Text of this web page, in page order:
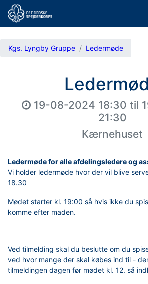
Kgs. Lyngby Gruppe Ledermøde
19-08-2024 18:30 til
21:30
Kærnehuset
Ledermøde for alle afdelingsledere og
Vi holder ledermøde hvor der vil blive
18.30
Mødet starter kl. 19:00 så hvis ikke du
komme efter maden.
Ved tilmelding skal du beslutte om du
ved hvor mange der skal købes ind til -
tilmeldingen dagen før mødet kl. 12. så